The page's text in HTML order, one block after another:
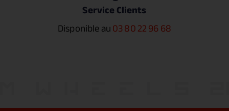
Service Clients
Disponible au03 80 22 96 68